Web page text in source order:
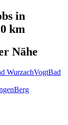
in
km
Nähe
WurzachVogtBad
Berg